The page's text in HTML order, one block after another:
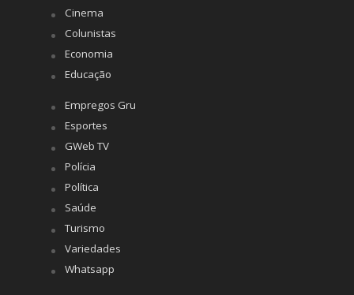
Cinema
Colunistas
Economia
Educação
Empregos Gru
Esportes
GWeb TV
Polícia
Política
Saúde
Turismo
Variedades
Whatsapp